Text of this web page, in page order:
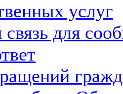
услуг
связь для